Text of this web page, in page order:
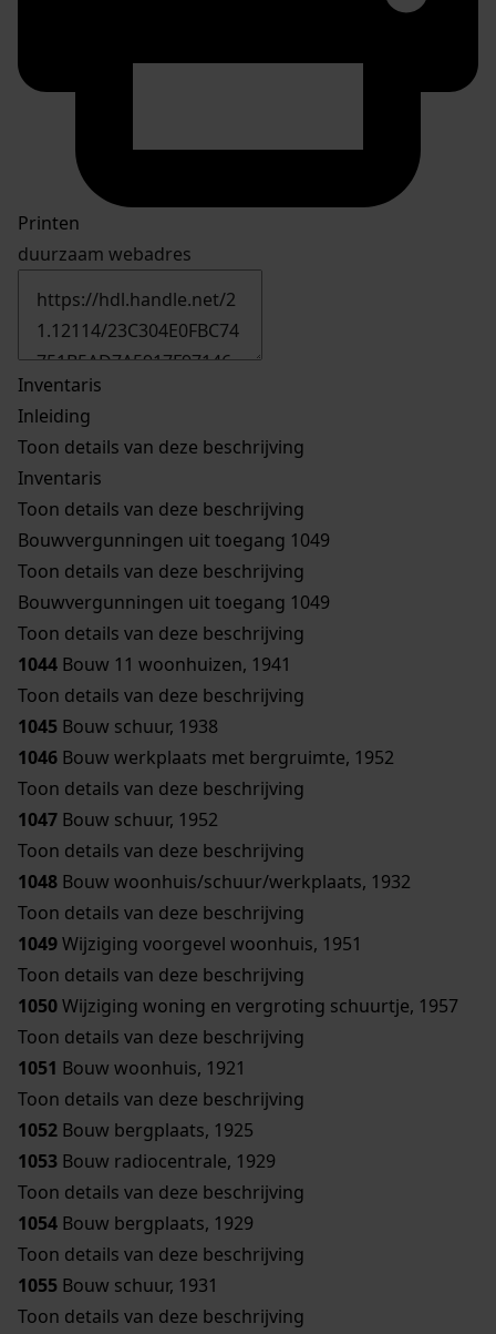
Printen
duurzaam webadres
Inventaris
Inleiding
Toon details van deze beschrijving
Inventaris
Toon details van deze beschrijving
Bouwvergunningen uit toegang 1049
Toon details van deze beschrijving
Bouwvergunningen uit toegang 1049
Toon details van deze beschrijving
1044 Bouw 11 woonhuizen, 1941
Toon details van deze beschrijving
1045 Bouw schuur, 1938
1046 Bouw werkplaats met bergruimte, 1952
Toon details van deze beschrijving
1047 Bouw schuur, 1952
Toon details van deze beschrijving
1048 Bouw woonhuis/schuur/werkplaats, 1932
Toon details van deze beschrijving
1049Wijziging voorgevel woonhuis, 1951
Toon details van deze beschrijving
1050Wijziging woning en vergroting schuurtje, 1957
Toon details van deze beschrijving
1051 Bouw woonhuis, 1921
Toon details van deze beschrijving
1052 Bouw bergplaats, 1925
1053 Bouw radiocentrale, 1929
Toon details van deze beschrijving
1054 Bouw bergplaats, 1929
Toon details van deze beschrijving
1055 Bouw schuur, 1931
Toon details van deze beschrijving